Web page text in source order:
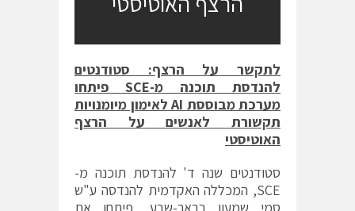
לתקשר על הרצף: סטודנטים
להנדסת תוכנה מ-SCE פיתחו
מערכת מבוססת
לאימון מיומנויות
תקשורת לאנשים על הרצף
האוטיסטי
סטודנטים שנה ד' להנדסת תוכנה מ-
SCE, המכללה האקדמית להנדסה ע"ש
סמי שמעון בבאר-שבע, פיתחו את